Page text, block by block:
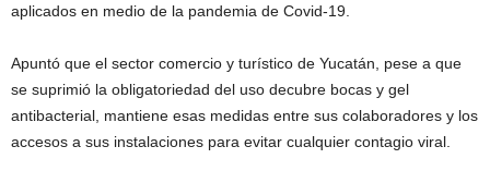
aplicados en medio de la pandemia de Covid-19.
Apuntó que el sector comercio y turístico de Yucatán, pese a que
se suprimió la obligatoriedad del uso decubre bocas y gel
antibacterial, mantiene esas medidas entre sus colaboradores y los
accesos a sus instalaciones para evitar cualquier contagio viral.